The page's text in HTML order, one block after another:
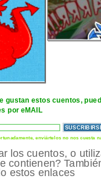
gustan estos cuentos,
por eMAIL
enviártelos no nos cuesta
los cuentos, o
contienen?
estos enlaces